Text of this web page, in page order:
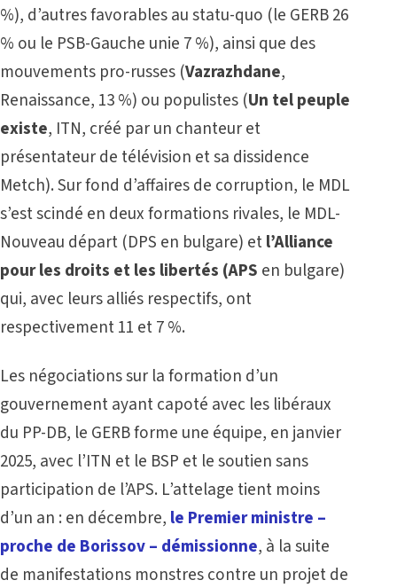
%), d’autres favorables au statu-quo (le GERB 26
% ou le PSB-Gauche unie 7 %), ainsi que des
mouvements pro-russes (Vazrazhdane,
Renaissance, 13 %) ou populistes (Un tel peuple
existe, ITN, créé par un chanteur et
présentateur de télévision et sa dissidence
Metch). Sur fond d’affaires de corruption, le MDL
s’est scindé en deux formations rivales, le MDL-
Nouveau départ (DPS en bulgare) etl’Alliance
pour les droits et les libertés (APS en bulgare)
qui, avec leurs alliés respectifs, ont
respectivement 11 et 7 %.
Les négociations sur la formation d’un
gouvernement ayant capoté avec les libéraux
du PP-DB, le GERB forme une équipe, en janvier
2025, avec l’ITN et le BSP et le soutien sans
participation de l’APS. L’attelage tient moins
d’un an : en décembre, le Premier ministre –
proche de Borissov – démissionne, à la suite
de manifestations monstres contre un projet de